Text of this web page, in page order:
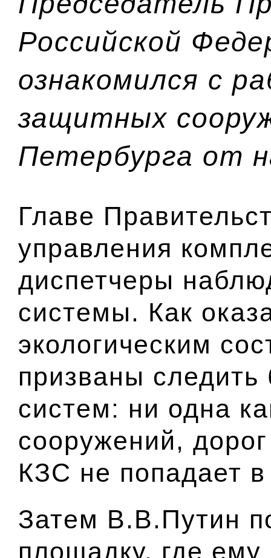
Российской
ознакомился с
защитных
Петербурга от
Главе
управления
диспетчеры
системы. Как
экологическим
призваны
систем: ни одна
сооружений,
КЗС не попадает
Затем В.В.Путин
площадку, где